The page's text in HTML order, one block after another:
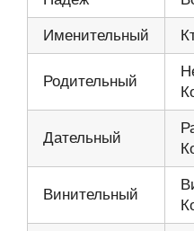
Именительный
Родительный
Дательный
Винительный